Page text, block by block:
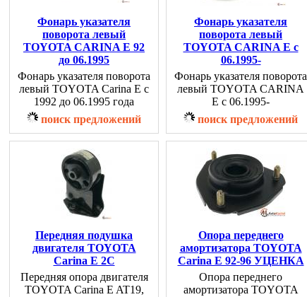
Фонарь указателя
поворота левый
TOYOTA CARINA E 92
до 06.1995
Фонарь указателя поворота
левый TOYOTA Carina E с
1992 до 06.1995 года
поиск предложений
Фонарь указателя
поворота левый
TOYOTA CARINA E c
06.1995-
Фонарь указателя поворота
левый TOYOTA CARINA
E c 06.1995-
поиск предложений
Передняя подушка
двигателя TOYOTA
Carina E 2C
Передняя опора двигателя
TOYOTA Carina E AT19,
Опора переднего
амортизатора TOYOTA
Carina E 92-96 УЦЕНКА
Опора переднего
амортизатора TOYOTA